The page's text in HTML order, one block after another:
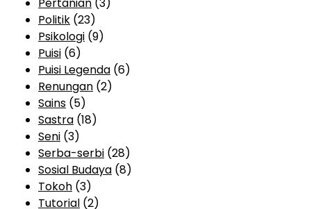
Politik (23)
Psikologi (9)
Puisi (6)
Puisi Legenda (6)
Renungan (2)
Sains (5)
Sastra (18)
Seni (3)
Serba-serbi (28)
Sosial Budaya (8)
Tokoh (3)
Tutorial (2)